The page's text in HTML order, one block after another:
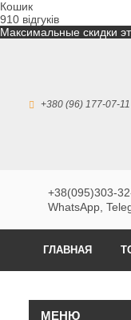
Кошик
910 відгуків
Максимальные скидки
+380 (96) 177-07-11
+38(095)303-
WhatsApp,
ГЛАВНАЯ